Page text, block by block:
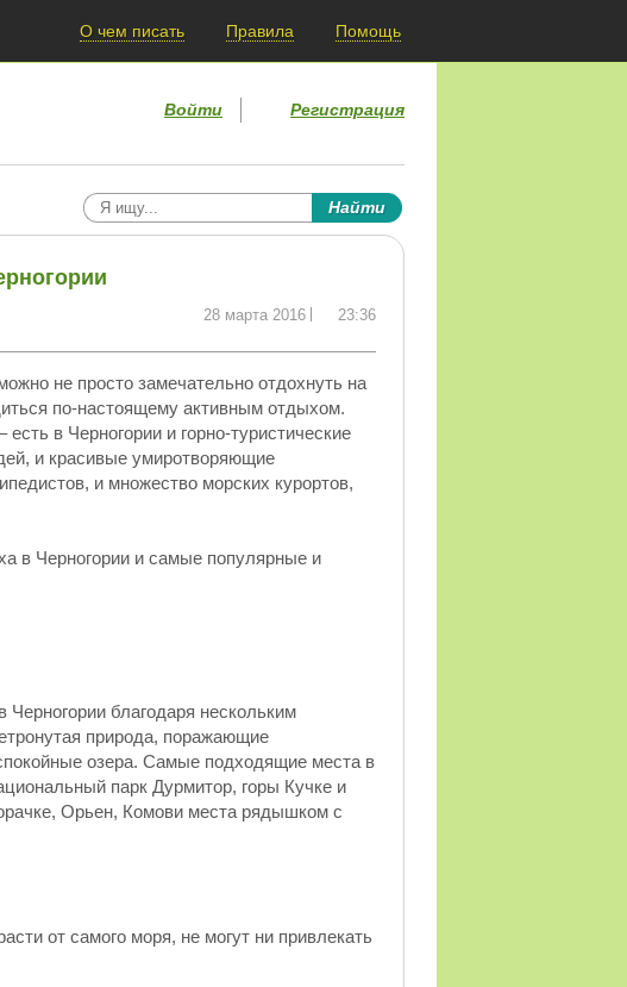
О чем писать Правила Помощь
Войти Регистрация
28 марта 2016 23:36
не просто замечательно отдохнуть на
по-настоящему активным отдыхом.
в Черногории и горно-туристические
и красивые умиротворяющие
и множество морских курортов,
в Черногории и самые популярные и
Черногории благодаря нескольким
природа, поражающие
озера. Самые подходящие места в
парк Дурмитор, горы Кучке и
Орьен, Комови места рядышком с
от самого моря, не могут ни привлекать